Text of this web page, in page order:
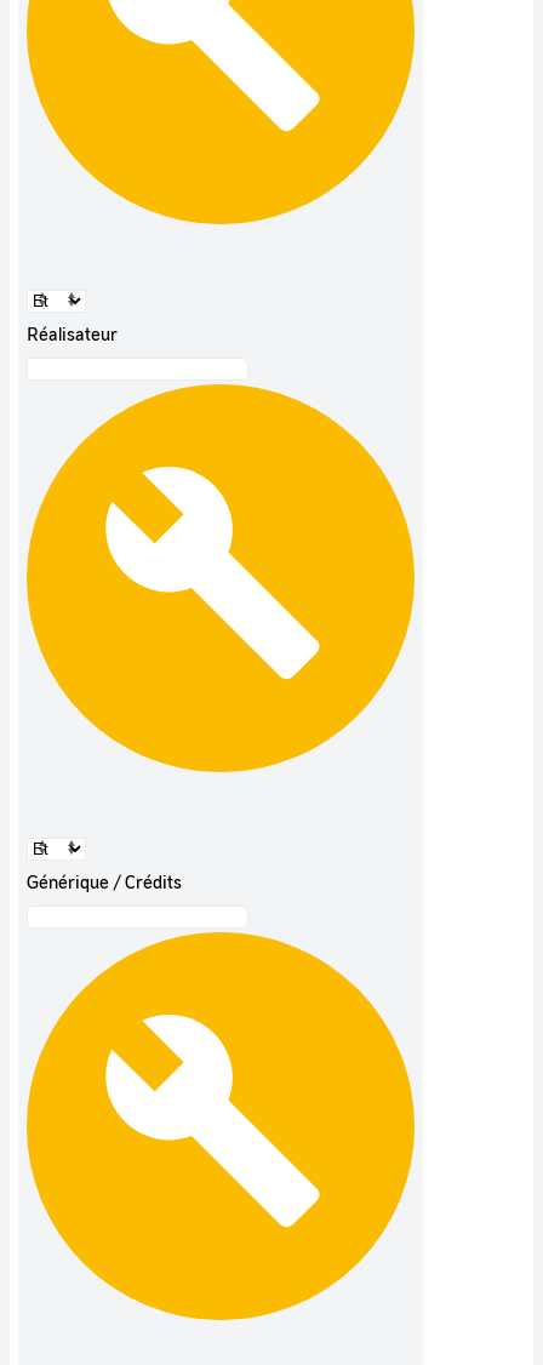
Réalisateur
Générique / Crédits